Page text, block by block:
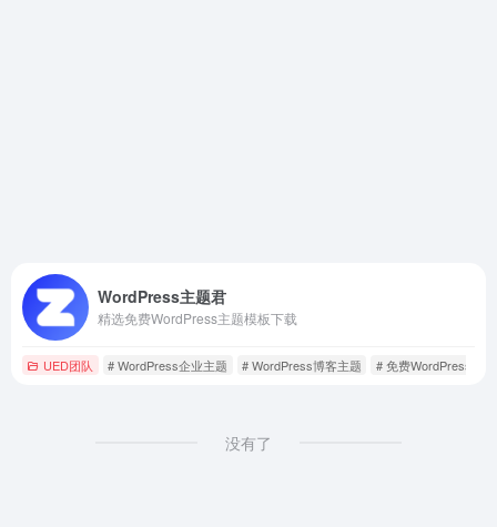
WordPress主题君
精选免费WordPress主题模板下载
UED团队 # WordPress企业主题 # WordPress博客主题 # 免费WordPress主题
没有了